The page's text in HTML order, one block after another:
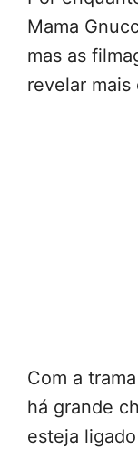
Mama
mas as
revelar
Com a
há grande
esteja